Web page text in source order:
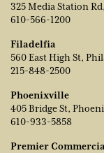
325 Media Station
610-566-1200
Filadelfia
560 East High St,
215-848-2500
Phoenixville
405 Bridge St,
610-933-5858
Premier